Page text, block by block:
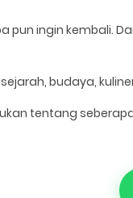
pun ingin kembali.
budaya,
tentang